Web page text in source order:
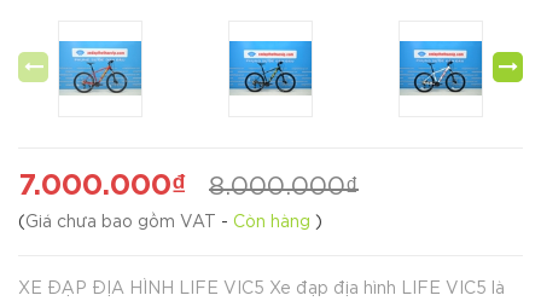
7.000.000₫ 8.000.000₫
( Giá chưa bao gồm VAT - Còn hàng )
XE ĐẠP ĐỊA HÌNH LIFE VIC5 Xe đạp địa hình LIFE VIC5 là